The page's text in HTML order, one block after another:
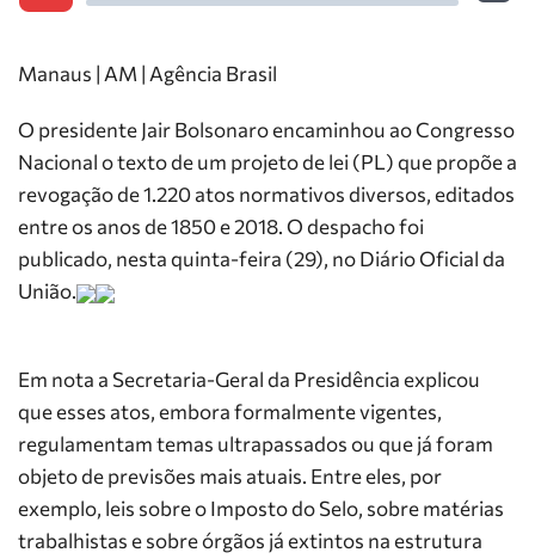
Manaus | AM | Agência Brasil
O presidente Jair Bolsonaro encaminhou ao Congresso
Nacional o texto de um projeto de lei (PL) que propõe a
revogação de 1.220 atos normativos diversos, editados
entre os anos de 1850 e 2018. O despacho foi
publicado, nesta quinta-feira (29), no Diário Oficial da
União.
Em nota a Secretaria-Geral da Presidência explicou
que esses atos, embora formalmente vigentes,
regulamentam temas ultrapassados ou que já foram
objeto de previsões mais atuais. Entre eles, por
exemplo, leis sobre o Imposto do Selo, sobre matérias
trabalhistas e sobre órgãos já extintos na estrutura